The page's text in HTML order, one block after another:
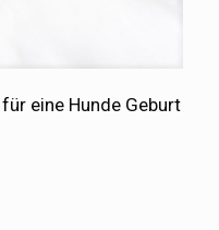
eine Hunde Geburt